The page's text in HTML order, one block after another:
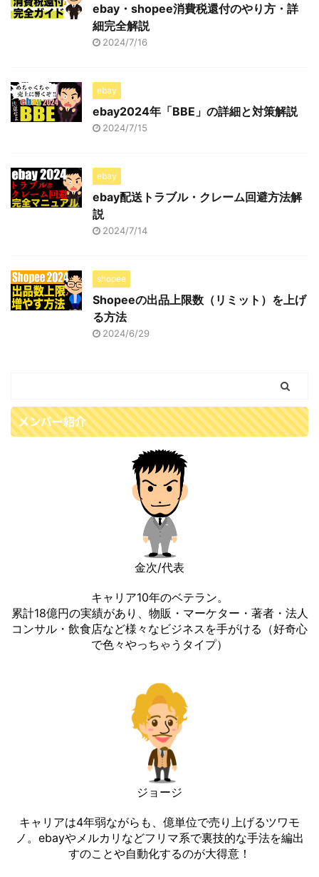
ebay・shopee消費税還付のやり方・詳
細完全解説
2024/7/16
ebay
ebay2024年「BBE」の詳細と対策解説
2024/7/15
ebay
ebay配送トラブル・クレーム回避方法解
説
2024/7/14
shopee
Shopeeの出品上限数（リミット）を上げ
る方法
2024/6/29
メンバー紹介
金次/代表
キャリア10年のベテラン。
累計18億円の実績があり、物販・マーケター・著者・法人
コンサル・飲食店など様々なビジネスを手がける（好奇心
で色々やっちゃうタイプ）
ジョージ
キャリアは4年弱ながらも、億単位で売り上げるツワモ
ノ。ebayやメルカリなどフリマ系で裏技的な手法を編出
すのことや自動化するのが大得意！